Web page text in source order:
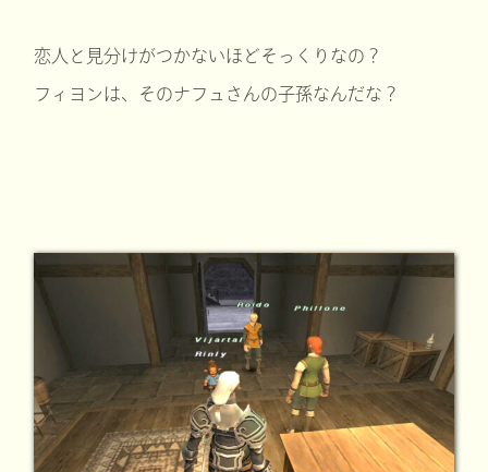
恋人と見分けがつかないほどそっくりなの？
フィヨンは、そのナフュさんの子孫なんだな？